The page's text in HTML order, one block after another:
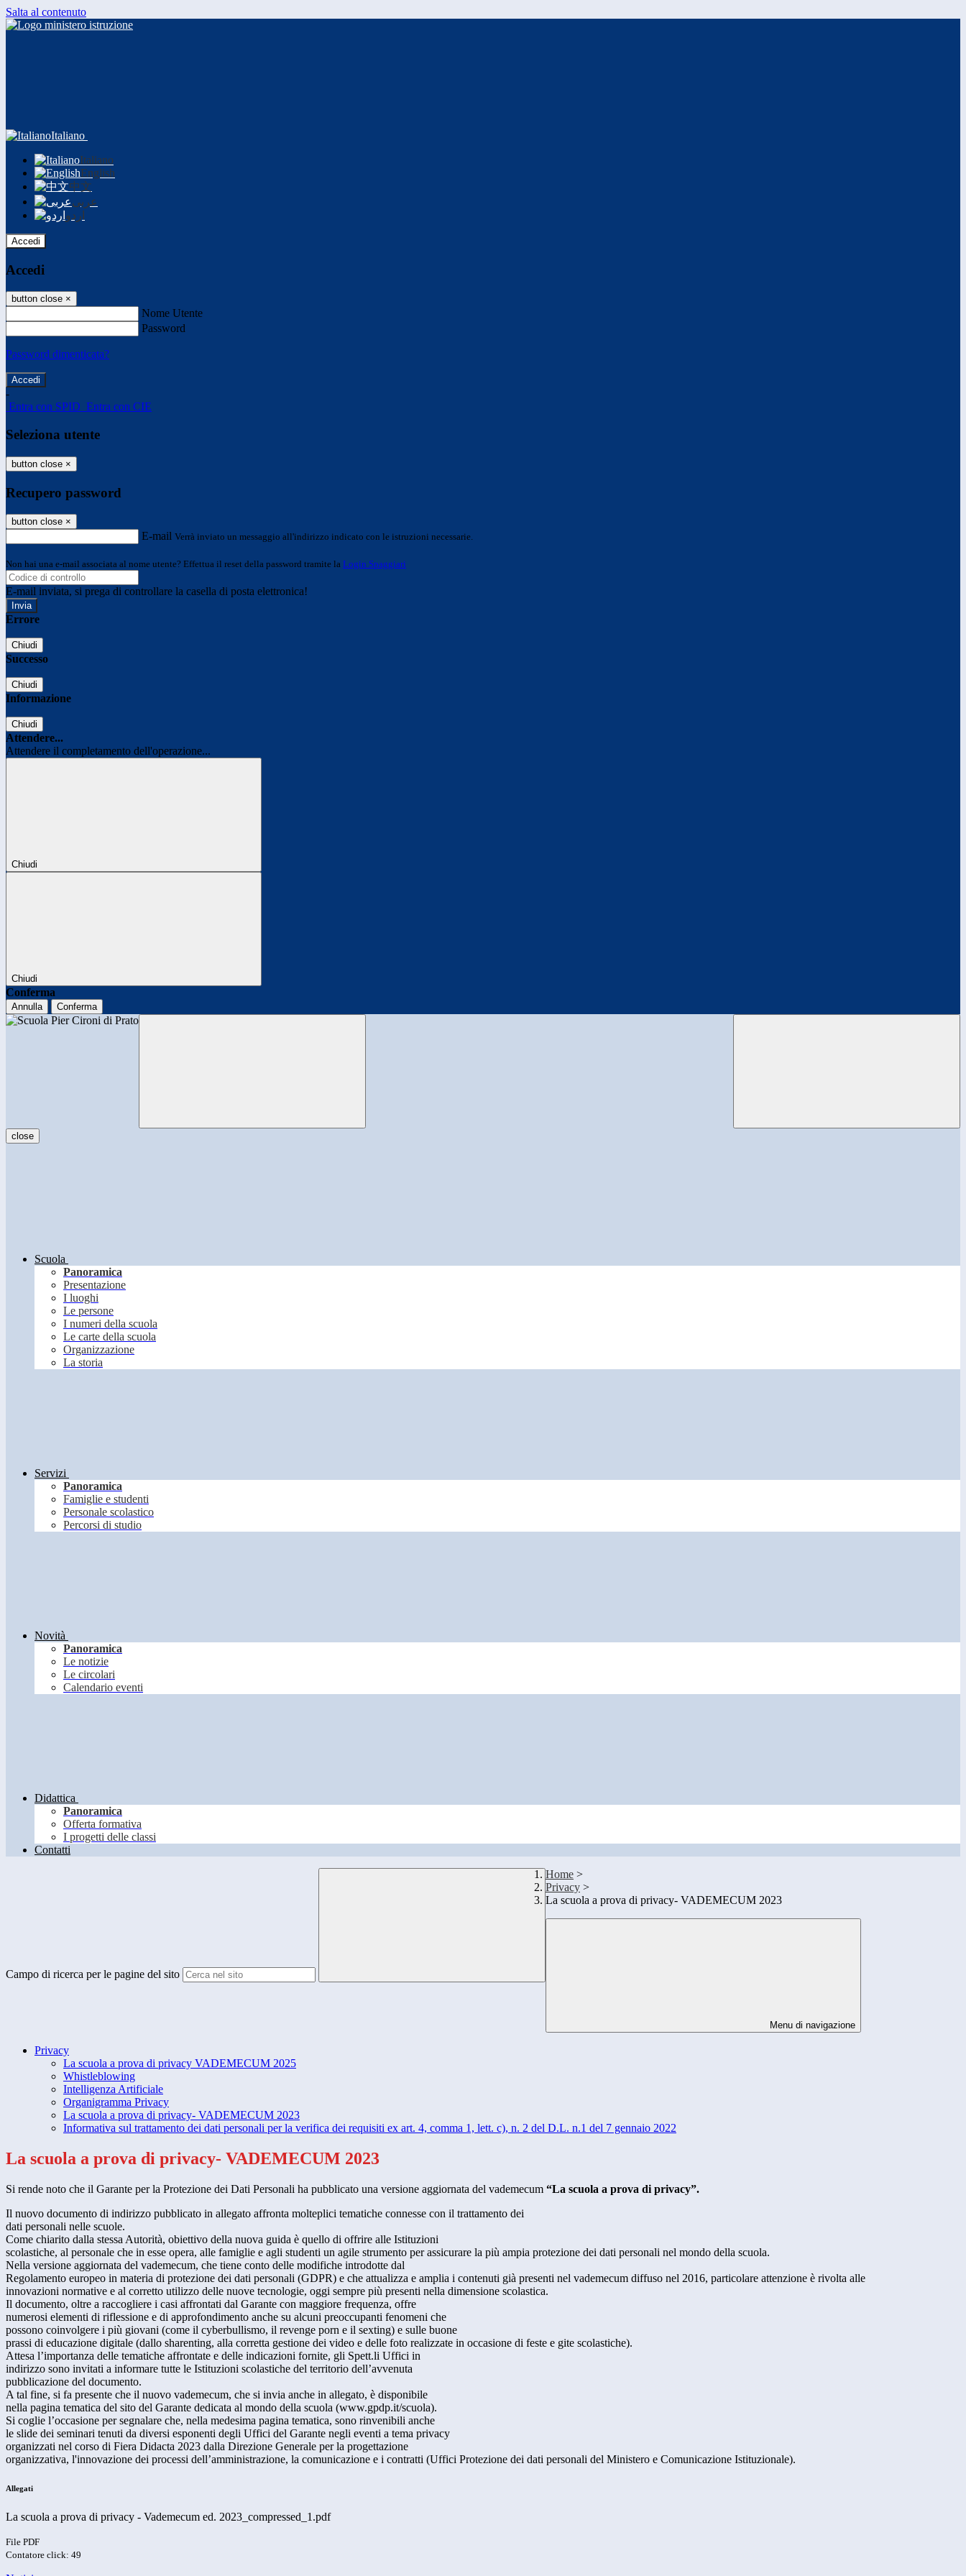
Salta al contenuto
Italiano
Italiano
English
中文
عربى
اردو
Accedi
Accedi
button close ×
Nome Utente
Password
Password dimenticata?
-
Entra con SPID Entra con CIE
Seleziona utente
button close ×
Recupero password
button close ×
E-mail Verrà inviato un messaggio all'indirizzo indicato con le istruzioni necessarie.
Non hai una e-mail associata al nome utente? Effettua il reset della password tramite la Login Spaggiari
E-mail inviata, si prega di controllare la casella di posta elettronica!
Errore
Chiudi
Successo
Chiudi
Informazione
Chiudi
Attendere...
Attendere il completamento dell'operazione...
Chiudi
Chiudi
Conferma
Annulla Conferma
close
Scuola
Panoramica
Presentazione
I luoghi
Le persone
I numeri della scuola
Le carte della scuola
Organizzazione
La storia
Servizi
Panoramica
Famiglie e studenti
Personale scolastico
Percorsi di studio
Novità
Panoramica
Le notizie
Le circolari
Calendario eventi
Didattica
Panoramica
Offerta formativa
I progetti delle classi
Contatti
Campo di ricerca per le pagine del sito
Home >
Privacy >
La scuola a prova di privacy- VADEMECUM 2023
Menu di navigazione
Privacy
La scuola a prova di privacy VADEMECUM 2025
Whistleblowing
Intelligenza Artificiale
Organigramma Privacy
La scuola a prova di privacy- VADEMECUM 2023
Informativa sul trattamento dei dati personali per la verifica dei requisiti ex art. 4, comma 1, lett. c), n. 2 del D.L. n.1 del 7 gennaio 2022
La scuola a prova di privacy- VADEMECUM 2023
Si rende noto che il Garante per la Protezione dei Dati Personali ha pubblicato una versione aggiornata del vademecum “La scuola a prova di privacy”.
Il nuovo documento di indirizzo pubblicato in allegato affronta molteplici tematiche connesse con il trattamento dei
dati personali nelle scuole.
Come chiarito dalla stessa Autorità, obiettivo della nuova guida è quello di offrire alle Istituzioni
scolastiche, al personale che in esse opera, alle famiglie e agli studenti un agile strumento per assicurare la più ampia protezione dei dati personali nel mondo della scuola.
Nella versione aggiornata del vademecum, che tiene conto delle modifiche introdotte dal
Regolamento europeo in materia di protezione dei dati personali (GDPR) e che attualizza e amplia i contenuti già presenti nel vademecum diffuso nel 2016, particolare attenzione è rivolta alle
innovazioni normative e al corretto utilizzo delle nuove tecnologie, oggi sempre più presenti nella dimensione scolastica.
Il documento, oltre a raccogliere i casi affrontati dal Garante con maggiore frequenza, offre
numerosi elementi di riflessione e di approfondimento anche su alcuni preoccupanti fenomeni che
possono coinvolgere i più giovani (come il cyberbullismo, il revenge porn e il sexting) e sulle buone
prassi di educazione digitale (dallo sharenting, alla corretta gestione dei video e delle foto realizzate in occasione di feste e gite scolastiche).
Attesa l’importanza delle tematiche affrontate e delle indicazioni fornite, gli Spett.li Uffici in
indirizzo sono invitati a informare tutte le Istituzioni scolastiche del territorio dell’avvenuta
pubblicazione del documento.
A tal fine, si fa presente che il nuovo vademecum, che si invia anche in allegato, è disponibile
nella pagina tematica del sito del Garante dedicata al mondo della scuola (www.gpdp.it/scuola).
Si coglie l’occasione per segnalare che, nella medesima pagina tematica, sono rinvenibili anche
le slide dei seminari tenuti da diversi esponenti degli Uffici del Garante negli eventi a tema privacy
organizzati nel corso di Fiera Didacta 2023 dalla Direzione Generale per la progettazione
organizzativa, l'innovazione dei processi dell’amministrazione, la comunicazione e i contratti (Uffici Protezione dei dati personali del Ministero e Comunicazione Istituzionale).
Allegati
La scuola a prova di privacy - Vademecum ed. 2023_compressed_1.pdf
File PDF
Contatore click: 49